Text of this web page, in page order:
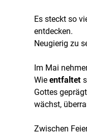
Es steckt so
entdecken.
Neugierig zu
Im Mai
Wieentfaltet
Gottes
wächst,
Zwischen